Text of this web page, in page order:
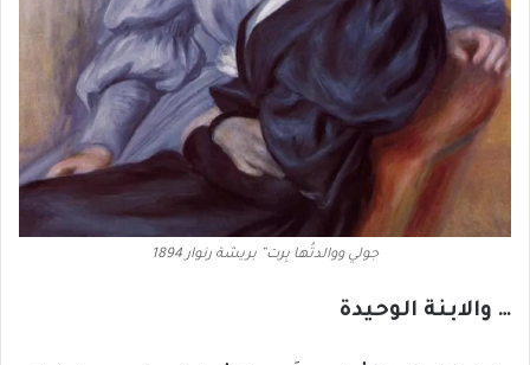
جولي ووالدتُها بِرت” بريشة رنوار 1894
… والابنة الوحيدة